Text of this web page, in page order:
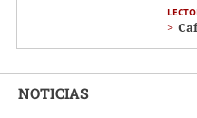
NOTICIAS